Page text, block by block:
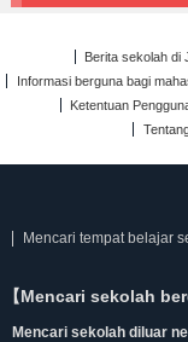
Berita sekolah di
Informasi berguna bagi
Ketentuan
Mencari tempat belajar
【Mencari sekolah
Mencari sekolah diluar